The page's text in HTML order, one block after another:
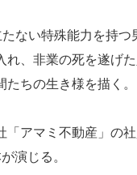
ない特殊能力を持
、非業の死を遂げ
ちの生き様を描く。
アマミ不動産」の
演じる。